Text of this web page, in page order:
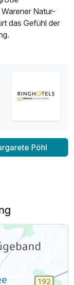
Natur-
das Gefühl der
Pöhl